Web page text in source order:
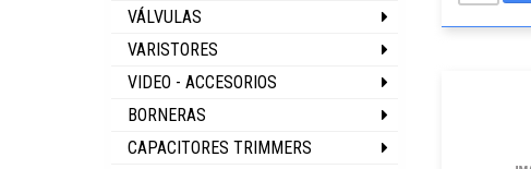
VÁLVULAS
VARISTORES
VIDEO - ACCESORIOS
BORNERAS
CAPACITORES TRIMMERS